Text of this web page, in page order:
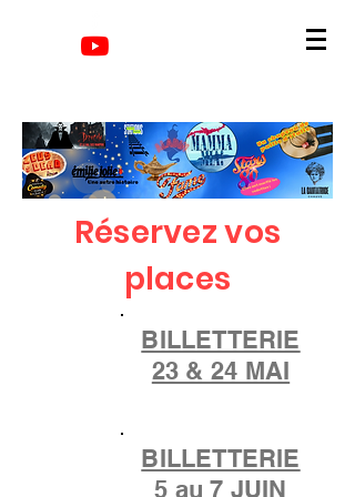
Réservez vos
places
BILLETTERIE
23 & 24 MAI
BILLETTERIE
5 au 7 JUIN